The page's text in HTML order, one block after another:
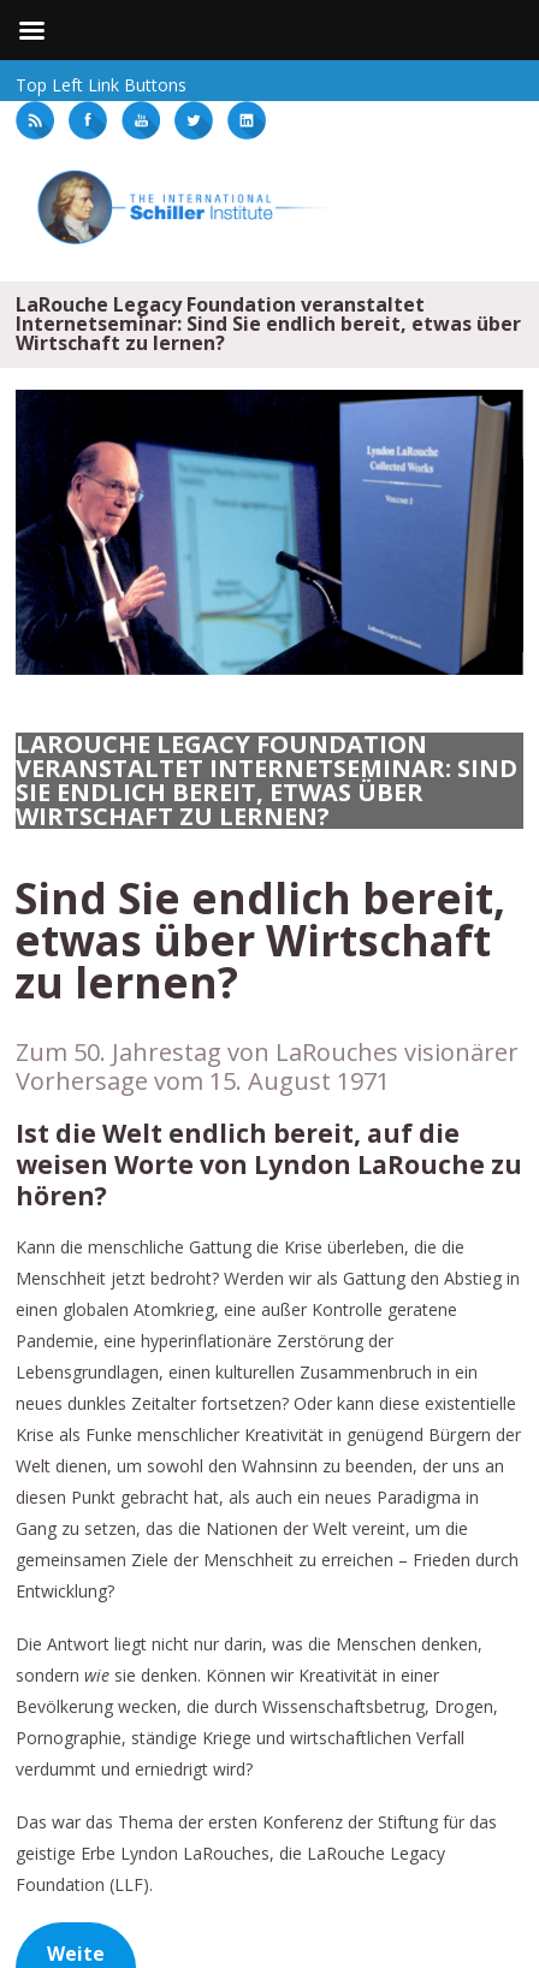
Top Left Link Buttons
LaRouche Legacy Foundation veranstaltet
Internetseminar: Sind Sie endlich bereit, etwas über
Wirtschaft zu lernen?
LAROUCHE LEGACY FOUNDATION
VERANSTALTET INTERNETSEMINAR: SIND
SIE ENDLICH BEREIT, ETWAS ÜBER
WIRTSCHAFT ZU LERNEN?
Sind Sie endlich bereit,
etwas über Wirtschaft
zu lernen?
Zum 50. Jahrestag von LaRouches visionärer
Vorhersage vom 15. August 1971
Ist die Welt endlich bereit, auf die
weisen Worte von Lyndon LaRouche zu
hören?
Kann die menschliche Gattung die Krise überleben, die die
Menschheit jetzt bedroht? Werden wir als Gattung den Abstieg in
einen globalen Atomkrieg, eine außer Kontrolle geratene
Pandemie, eine hyperinflationäre Zerstörung der
Lebensgrundlagen, einen kulturellen Zusammenbruch in ein
neues dunkles Zeitalter fortsetzen? Oder kann diese existentielle
Krise als Funke menschlicher Kreativität in genügend Bürgern der
Welt dienen, um sowohl den Wahnsinn zu beenden, der uns an
diesen Punkt gebracht hat, als auch ein neues Paradigma in
Gang zu setzen, das die Nationen der Welt vereint, um die
gemeinsamen Ziele der Menschheit zu erreichen – Frieden durch
Entwicklung?
Die Antwort liegt nicht nur darin, was die Menschen denken,
sondernwie sie denken. Können wir Kreativität in einer
Bevölkerung wecken, die durch Wissenschaftsbetrug, Drogen,
Pornographie, ständige Kriege und wirtschaftlichen Verfall
verdummt und erniedrigt wird?
Das war das Thema der ersten Konferenz der Stiftung für das
geistige Erbe Lyndon LaRouches, die LaRouche Legacy
Foundation (LLF).
Weite